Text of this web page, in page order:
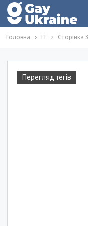
Головна IT Сторінка 3
Перегляд тегів